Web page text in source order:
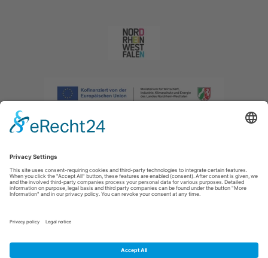
Afdruk |Privacybeleid|Verklaring van toegankelijkheid
E: info@sauerland.com